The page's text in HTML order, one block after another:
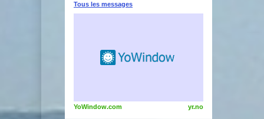
Tous les messages
YoWindow.com yr.no